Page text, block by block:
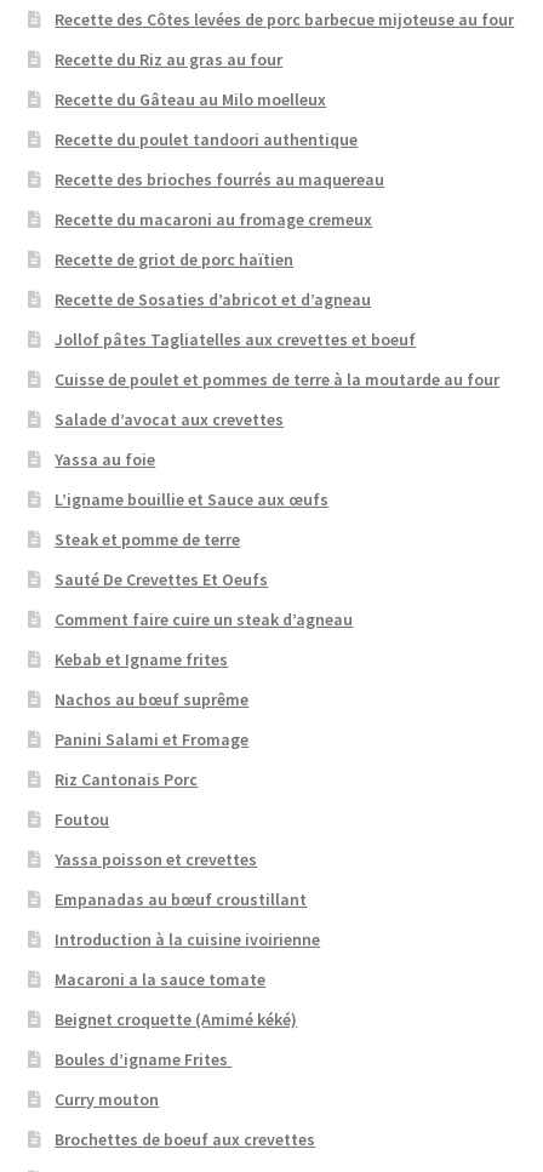
Recette des Côtes levées de porc barbecue mijoteuse au four
Recette du Riz au gras au four
Recette du Gâteau au Milo moelleux
Recette du poulet tandoori authentique
Recette des brioches fourrés au maquereau
Recette du macaroni au fromage cremeux
Recette de griot de porc haïtien
Recette de Sosaties d’abricot et d’agneau
Jollof pâtes Tagliatelles aux crevettes et boeuf
Cuisse de poulet et pommes de terre à la moutarde au four
Salade d’avocat aux crevettes
Yassa au foie
L’igname bouillie et Sauce aux œufs
Steak et pomme de terre
Sauté De Crevettes Et Oeufs
Comment faire cuire un steak d’agneau
Kebab et Igname frites
Nachos au bœuf suprême
Panini Salami et Fromage
Riz Cantonais Porc
Foutou
Yassa poisson et crevettes
Empanadas au bœuf croustillant
Introduction à la cuisine ivoirienne
Macaroni a la sauce tomate
Beignet croquette (Amimé kéké)
Boules d’igname Frites
Curry mouton
Brochettes de boeuf aux crevettes